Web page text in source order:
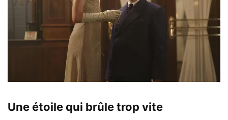
Une étoile qui brûle trop vite